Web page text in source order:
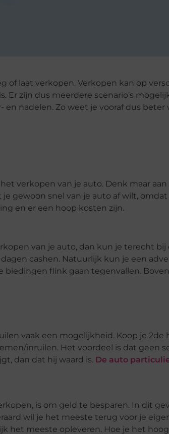
of laat verkopen. Verkopen kan op
Er zijn dus meerdere scenario’s
en nadelen. Zo weet je vooraf dus
verkopen van je auto. Denk maar
gewoon snel van je auto af wilt,
en er een hoop kosten zijn.
van je auto, dan kun je terecht
cashen. Natuurlijk kun je een
biedingen flink gaan tegenvallen.
vaak een mogelijkheid. Koop je
inruilen. Het voordeel is dat geen
dan dat hij waard is. De auto
is om geld te besparen. In dit
wil je het meeste terug voor je
het meeste opleveren. Hoe je het